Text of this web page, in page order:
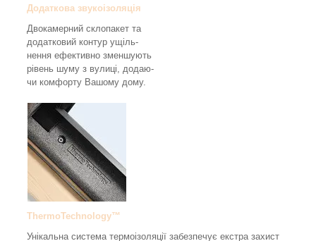
Додаткова звукоізоляція
Двокамерний склопакет та
додатковий контур ущіль-
нення ефективно зменшують
рівень шуму з вулиці, додаю-
чи комфорту Вашому дому.
ThermoTechnology™
Унікальна система термоізоляції забезпечує екстра захист